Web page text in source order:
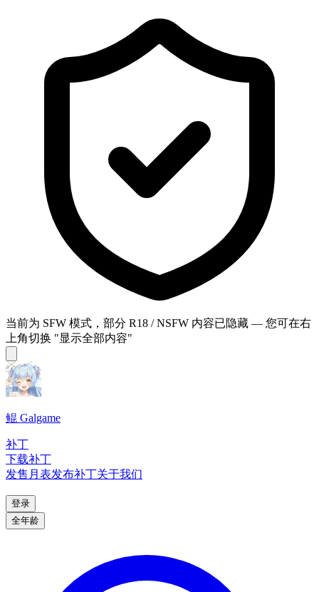
当前为 SFW 模式，部分 R18 / NSFW 内容已隐藏 — 您可在右
上角切换 "显示全部内容"
鲲 Galgame
补丁
下载补丁
发售月表发布补丁关于我们
登录
全年龄